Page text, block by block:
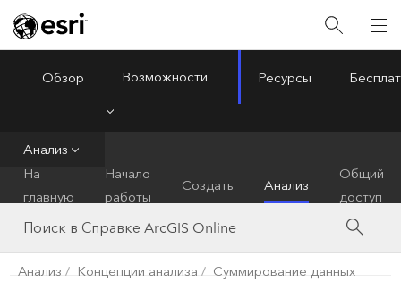
ArcGIS Online
Обзор Возможности Ресурсы
Анализ
На
главную
Начало
работы
Создать Анализ
Общий
доступ
Анализ Концепции анализа Суммирование данных